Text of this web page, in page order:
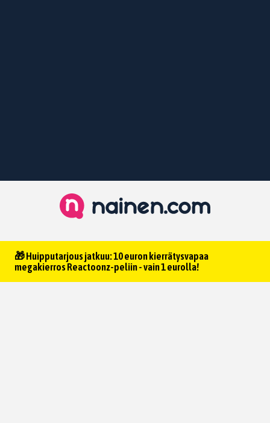
🎁 Huipputarjous jatkuu: 10 euron kierrätysvapaa
megakierros Reactoonz-peliin - vain 1 eurolla!